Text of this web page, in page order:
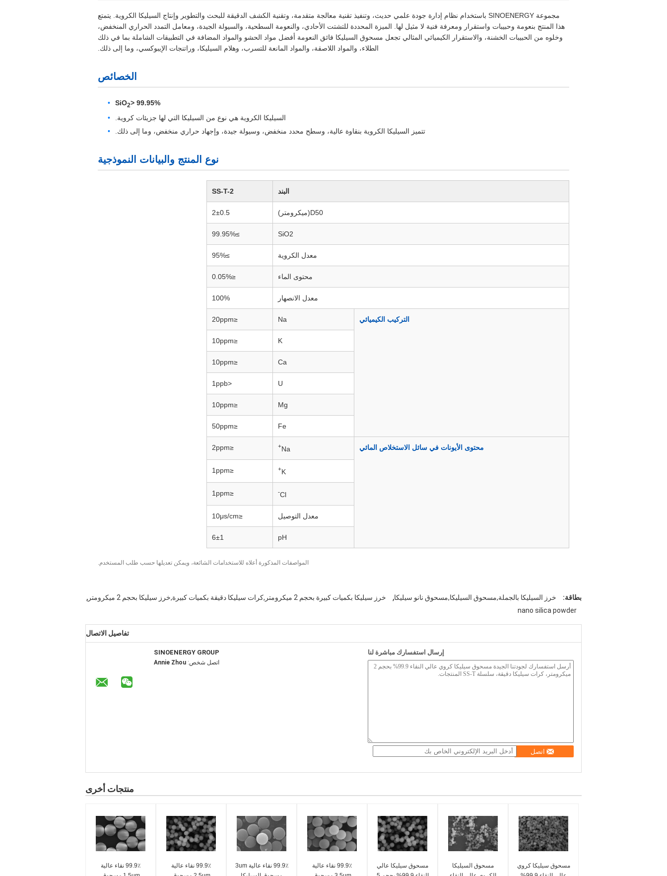
مجموعة SINOENERGY باستخدام نظام إدارة جودة علمي حديث، وتنفيذ تقنية معالجة متقدمة، وتقنية الكشف الدقيقة للبحث والتطوير وإنتاج السيليكا الكروية. يتمتع
هذا المنتج بنعومة وحبيبات واستقرار ومعرفة فنية لا مثيل لها. الميزة المحددة للتشتت الأحادي، والنعومة السطحية، والسيولة الجيدة، ومعامل التمدد الحراري المنخفض،
وخلوه من الحبيبات الخشنة، والاستقرار الكيميائي المثالي تجعل مسحوق السيليكا فائق النعومة أفضل مواد الحشو والمواد المضافة في التطبيقات الشاملة بما في ذلك
الطلاء، والمواد اللاصقة، والمواد المانعة للتسرب، وهلام السيليكا، وراتنجات الإيبوكسي، وما إلى ذلك.
الخصائص
SiO2> 99.95%
السيليكا الكروية هي نوع من السيليكا التي لها جزيئات كروية.
تتميز السيليكا الكروية بنقاوة عالية، وسطح محدد منخفض، وسيولة جيدة، وإجهاد حراري منخفض، وما إلى ذلك.
نوع المنتج والبيانات النموذجية
البند SS-T-2
D50(ميكرومتر) 2±0.5
SiO2
≥99.95%
معدل الكروية ≥95%
محتوى الماء ≤0.05%
معدل الانصهار 100%
التركيب الكيميائي Na
≤20ppm
K
≤10ppm
Ca
≤10ppm
U
<1ppb
Mg
≤10ppm
Fe
≤50ppm
محتوى الأيونات في سائل الاستخلاص المائي Na
+
≤2ppm
K
+
≤1ppm
Cl
-
≤1ppm
معدل التوصيل ≤10μs/cm
pH
6±1
المواصفات المذكورة أعلاه للاستخدامات الشائعة، ويمكن تعديلها حسب طلب المستخدم.
بطاقة: خرز السيليكا بالجملة,مسحوق السيليكا,مسحوق نانو سيليكا, خرز سيليكا بكميات كبيرة بحجم 2 ميكرومتر,كرات سيليكا دقيقة بكميات كبيرة,خرز سيليكا بحجم 2 ميكرومتر ,
nano silica powder
تفاصيل الاتصال
SINOENERGY GROUP
اتصل شخص: Annie Zhou
إرسال استفسارك مباشرة لنا
اتصل
منتجات أخرى
99.9٪ نقاء عالية
99.9٪ نقاء عالية
99.9٪ نقاء عالية 3um
99.9٪ نقاء عالية
مسحوق سيليكا عالي
مسحوق السيليكا
مسحوق سيليكا كروي